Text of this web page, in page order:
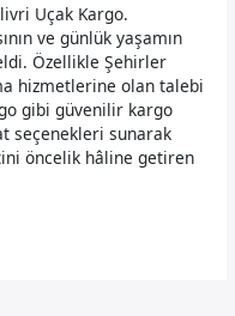
Uçak Kargo.
ve günlük yaşamın
Özellikle Şehirler
hizmetlerine olan talebi
gibi güvenilir kargo
seçenekleri sunarak
öncelik hâline getiren